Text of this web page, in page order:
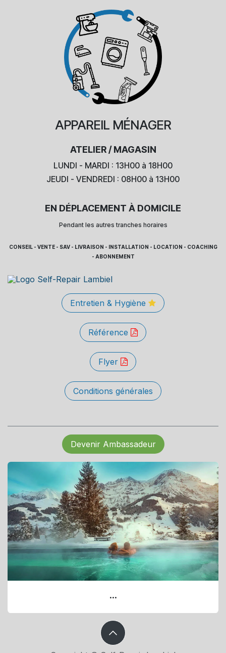
APPAREIL MÉNAGER
ATELIER / MAGASIN
LUNDI - MARDI : 13H00 à 18H00
JEUDI - VENDREDI : 08H00 à 13H00
EN DÉPLACEMENT À DOMICILE
Pendant les autres tranches horaires
CONSEIL - VENTE - SAV - LIVRAISON - INSTALLATION - LOCATION - COACHING
- ABONNEMENT
Entretien & Hygiène
Référence
Flyer
Conditions générales
Devenir Ambassadeur
...